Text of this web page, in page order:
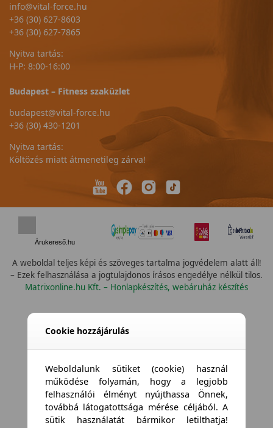
info@vital-force.hu
+36 (30) 627-8603
+36 (30) 627-7865
Nyitva tartás:
H-P: 8:00-16:00
Budapest – Fitness szaküzlet
budapest@vital-force.hu
+36 (30) 430-1201
Nyitva tartás:
Költözés miatt átmenetileg zárva!
Árukereső.hu
A weboldal teljes képi és szöveges tartalma jogvédelem alatt áll!
– Ezek felhasználása a jogtulajdonos írásos engedélye nélkül tilos.
Matrixonline.hu Kft. – Honlapkészítés, webáruház készítés
Cookie hozzájárulás
Weboldalunk sütiket (cookie) használ
működése folyamán, hogy a legjobb
felhasználói élményt nyújthassa Önnek,
továbbá látogatottsága mérése céljából. A
sütik használatát bármikor letilthatja!